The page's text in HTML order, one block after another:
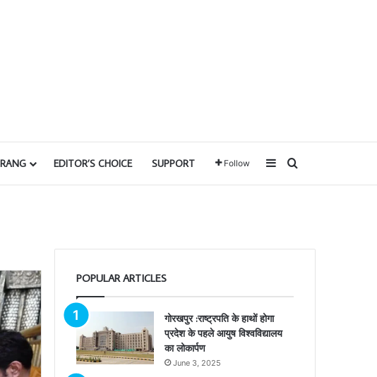
EDITOR’S CHOICE SUPPORT Follow SidebarSearch for
POPULAR ARTICLES
गोरखपुर :राष्ट्रपति के हाथों होगा
प्रदेश के पहले आयुष विश्वविद्यालय
का लोकार्पण
June 3, 2025